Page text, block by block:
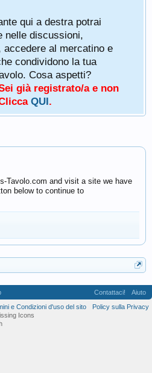
qui a destra potrai
nelle discussioni,
accedere al mercatino e
condividono la tua
Cosa aspetti?
già registrato/a e non
QUI.
Tavolo.com and visit a site we have
below to continue to
Contattaci!
Aiuto
e Condizioni d'uso del sito
Policy sulla Privacy
Icons